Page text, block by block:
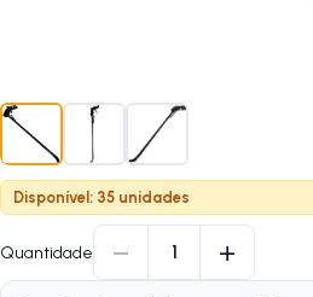
Disponível: 35 unidades
Quantidade − 1 +